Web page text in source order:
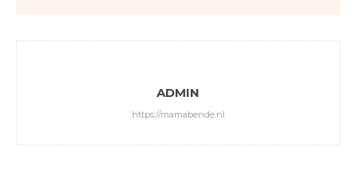
ADMIN
https://mamabende.nl